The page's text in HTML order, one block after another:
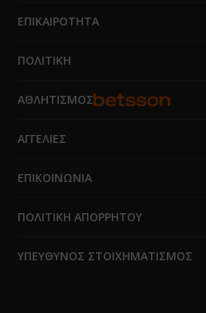
ΕΠΙΚΑΙΡΟΤΗΤΑ
ΠΟΛΙΤΙΚΗ
ΑΘΛΗΤΙΣΜΟΣ
ΑΓΓΕΛΙΕΣ
ΕΠΙΚΟΙΝΩΝΙΑ
ΠΟΛΙΤΙΚΗ ΑΠΟΡΡΗΤΟΥ
ΥΠΕΥΘΥΝΟΣ ΣΤΟΙΧΗΜΑΤΙΣΜΟΣ